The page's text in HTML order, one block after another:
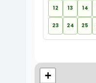
12 13 14
23 24 25
+